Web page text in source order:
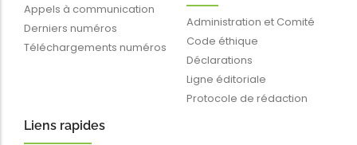
Appels à communication
Derniers numéros
Téléchargements numéros
Administration et Comité
Code éthique
Déclarations
Ligne éditoriale
Protocole de rédaction
Liens rapides